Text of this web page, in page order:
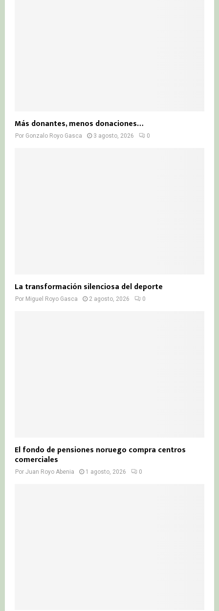
Más donantes, menos donaciones…
Por Gonzalo Royo Gasca 3 agosto, 2026 0
La transformación silenciosa del deporte
Por Miguel Royo Gasca 2 agosto, 2026 0
El fondo de pensiones noruego compra centros
comerciales
Por Juan Royo Abenia 1 agosto, 2026 0